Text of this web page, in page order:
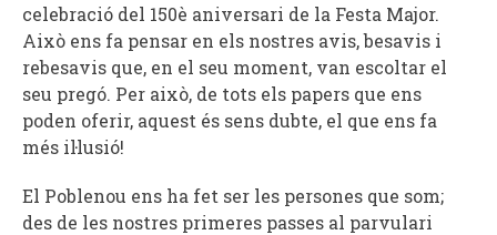
celebració del 150è aniversari de la Festa Major.
Això ens fa pensar en els nostres avis, besavis i
rebesavis que, en el seu moment, van escoltar el
seu pregó. Per això, de tots els papers que ens
poden oferir, aquest és sens dubte, el que ens fa
més il·lusió!
El Poblenou ens ha fet ser les persones que som;
des de les nostres primeres passes al parvulari